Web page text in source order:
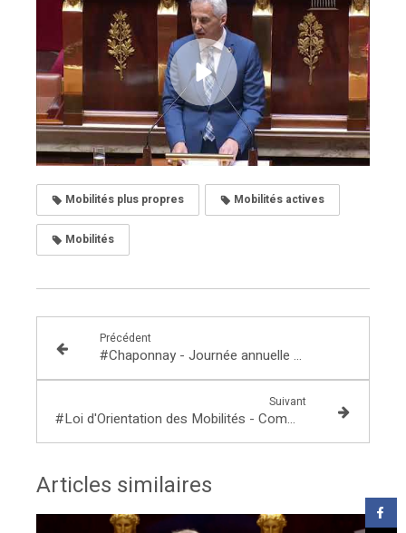
Mobilités plus propres Mobilités actives
Mobilités
Précédent
#Chaponnay - Journée annuelle du Service Départemental et Métropolitain d'Incendie et de Secours
Suivant
#Loi d'Orientation des Mobilités - Communiqué sur la sécurisation des passages piétons
Articles similaires